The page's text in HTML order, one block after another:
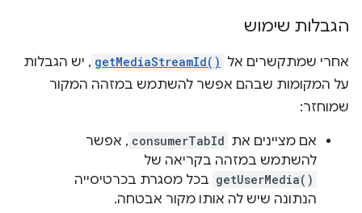
הגבלות שימוש
אחרי שמתקשרים אל getMediaStreamId() , יש הגבלות
על המקומות שבהם אפשר להשתמש במזהה המקור
שמוחזר:
אם מציינים את consumerTabId , אפשר
להשתמש במזהה בקריאה של
getUserMedia() בכל מסגרת בכרטיסייה
הנתונה שיש לה אותו מקור אבטחה.